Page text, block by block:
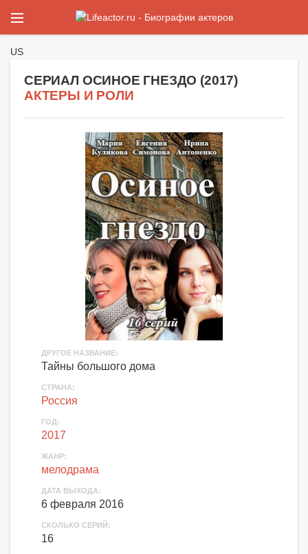
US
СЕРИАЛ ОСИНОЕ ГНЕЗДО (2017)
АКТЕРЫ И РОЛИ
ДРУГОЕ НАЗВАНИЕ:
Тайны большого дома
СТРАНА:
Россия
ГОД:
2017
ЖАНР:
мелодрама
ДАТА ВЫХОДА:
6 февраля 2016
СКОЛЬКО СЕРИЙ:
16